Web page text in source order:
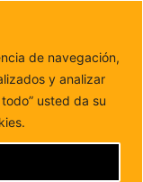
de navegación,
y analizar
usted da su
“Europa debe
migratoria...